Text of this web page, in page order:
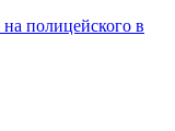
полицейского в